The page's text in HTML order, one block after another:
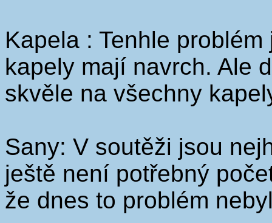
Kapela : Tenhle
kapely mají navrch. Ale
skvěle na všechny
Sany: V soutěži jsou
ještě není potřebný
že dnes to problém